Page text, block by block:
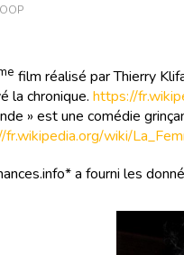
film réalisé par Thierry
la chronique. https://
» est une comédie
wiki/
a fourni les